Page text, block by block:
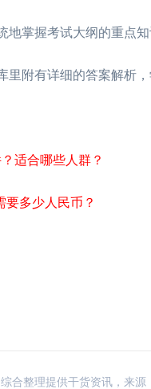
掌握考试大纲的重点知
里附有详细的答案解析
适合哪些人群？
多少人民币？
综合整理提供干货资讯，来